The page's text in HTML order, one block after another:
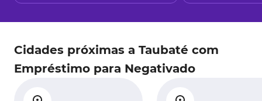
Cidades próximas a Taubaté com
Empréstimo para Negativado